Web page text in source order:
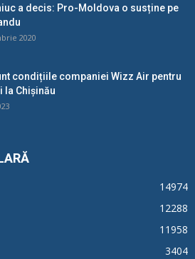
a decis: Pro-Moldova o susține pe
2020
condițiile companiei Wizz Air pentru
la Chișinău
14974
12288
11958
3404